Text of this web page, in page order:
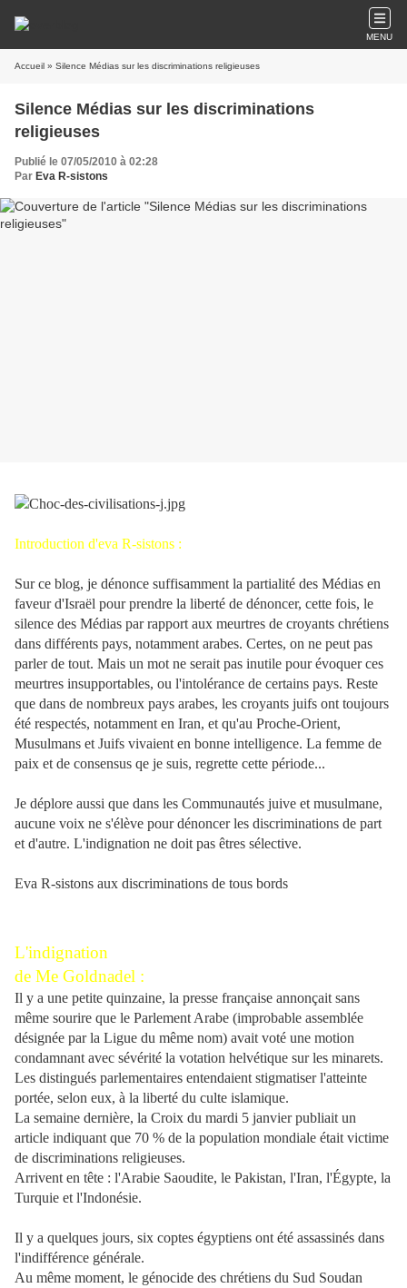
MENU
Accueil » Silence Médias sur les discriminations religieuses
Silence Médias sur les discriminations
religieuses
Publié le 07/05/2010 à 02:28
Par Eva R-sistons
Introduction d'eva R-sistons :
Sur ce blog, je dénonce suffisamment la partialité des Médias en
faveur d'Israël pour prendre la liberté de dénoncer, cette fois, le
silence des Médias par rapport aux meurtres de croyants chrétiens
dans différents pays, notamment arabes. Certes, on ne peut pas
parler de tout. Mais un mot ne serait pas inutile pour évoquer ces
meurtres insupportables, ou l'intolérance de certains pays. Reste
que dans de nombreux pays arabes, les croyants juifs ont toujours
été respectés, notamment en Iran, et qu'au Proche-Orient,
Musulmans et Juifs vivaient en bonne intelligence. La femme de
paix et de consensus qe je suis, regrette cette période...
Je déplore aussi que dans les Communautés juive et musulmane,
aucune voix ne s'élève pour dénoncer les discriminations de part
et d'autre. L'indignation ne doit pas êtres sélective.
Eva R-sistons aux discriminations de tous bords
L'indignation
de Me Goldnadel :
Il y a une petite quinzaine, la presse française annonçait sans
même sourire que le Parlement Arabe (improbable assemblée
désignée par la Ligue du même nom) avait voté une motion
condamnant avec sévérité la votation helvétique sur les minarets.
Les distingués parlementaires entendaient stigmatiser l'atteinte
portée, selon eux, à la liberté du culte islamique.
La semaine dernière, la Croix du mardi 5 janvier publiait un
article indiquant que 70 % de la population mondiale était victime
de discriminations religieuses.
Arrivent en tête : l'Arabie Saoudite, le Pakistan, l'Iran, l'Égypte, la
Turquie et l'Indonésie.
Il y a quelques jours, six coptes égyptiens ont été assassinés dans
l'indifférence générale.
Au même moment, le génocide des chrétiens du Sud Soudan